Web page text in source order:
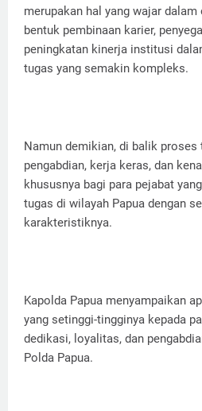
merupakan hal yang wajar
bentuk pembinaan karier,
peningkatan kinerja institusi
tugas yang semakin kompleks.
Namun demikian, di balik
pengabdian, kerja keras, dan
khususnya bagi para pejabat
tugas di wilayah Papua dengan
karakteristiknya.
Kapolda Papua menyampaikan
yang setinggi-tingginya kepada
dedikasi, loyalitas, dan
Polda Papua.